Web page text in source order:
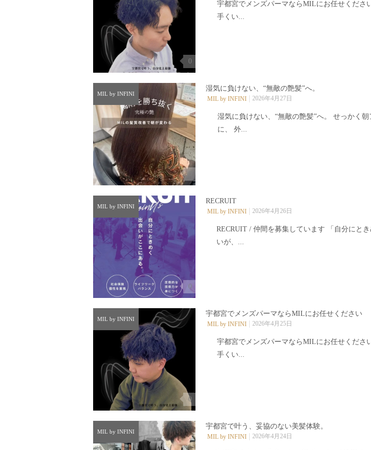
0
宇都宮でメンズパーマならMILにお任せくださ
手くい...
MIL by INFINI
湿気に負けない、“無敵の艶髪”へ。
MIL by INFINI 2026年4月27日
湿気に負けない、“無敵の艶髪”へ。 せっかく
に、 外...
MIL by INFINI
0
RECRUIT
MIL by INFINI 2026年4月26日
RECRUIT / 仲間を募集しています 「自分にと
いが、...
MIL by INFINI
0
宇都宮でメンズパーマならMILにお任せください️
MIL by INFINI 2026年4月25日
宇都宮でメンズパーマならMILにお任せくださ
手くい...
MIL by INFINI
宇都宮で叶う、妥協のない美髪体験。
MIL by INFINI 2026年4月24日